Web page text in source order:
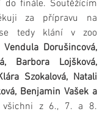
do finále. Soutěžícím
za přípravu na
tedy klání v zoo
Vendula Dorušincová,
Barbora Lojšková,
Szokalová, Natali
Benjamin Vašek a
z 6., 7. a 8.